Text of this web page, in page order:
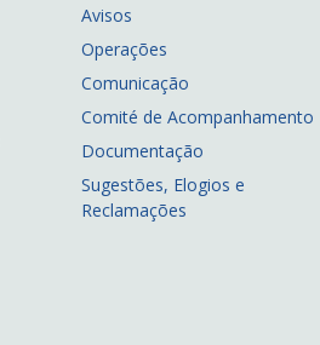
Avisos
Operações
Comunicação
Comité de Acompanhamento
Documentação
Sugestões, Elogios e
Reclamações